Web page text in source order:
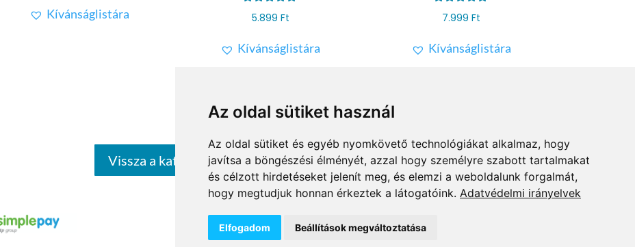
Az oldal sütiket használ
Az oldal sütiket és egyéb nyomkövető technológiákat alkalmaz, hogy
javítsa a böngészési élményét, azzal hogy személyre szabott tartalmakat
és célzott hirdetéseket jelenít meg, és elemzi a weboldalunk forgalmát,
hogy megtudjuk honnan érkeztek a látogatóink. Adatvédelmi irányelvek
Elfogadom Beállítások megváltoztatása
was:
is:
Kívánságlistára
Értékelés:
5.00
5.899 Ft
Kívánságlistára
Értékelés:
5.00
7.999Ft
Kívánságlistára
Vissza a kategóriákhoz
SZÁLLÍTÁS ÉS FIZETÉS
ADATKEZELÉSI TÁJÉKOZTATÓ
COOKIE BEÁLLÍTÁSOK
KAPCSOLAT